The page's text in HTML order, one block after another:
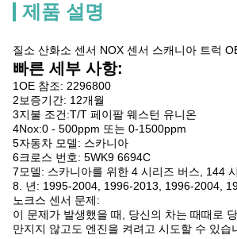
제품 설명
질소 산화소 센서 NOX 센서 스캐니아 트럭
빠른 세부 사항:
1OE 참조: 2296800
2보증기간: 12개월
3지불 조건:T/T 페이팔 웨스턴 유니온
4Nox:0 - 500ppm 또는 0-1500ppm
5자동차 모델: 스카니아
6크로스 번호: 5WK9 6694C
7모델: 스카니아를 위한 4 시리즈 버스, 144
8. 년: 1995-2004, 1996-2013, 1996-2004,
노크스 센서 문제:
이 문제가 발생했을 때, 당신의 차는 때때로
만지지 않고도 엔진을 켜려고 시도할 수 있습